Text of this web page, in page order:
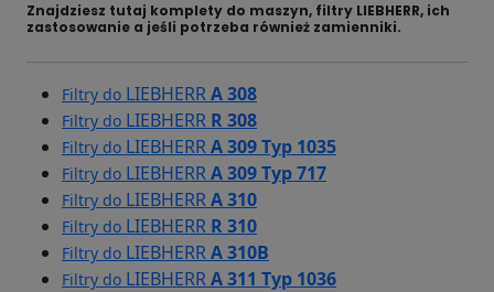
Znajdziesz tutaj komplety do maszyn, filtry LIEBHERR, ich
zastosowanie a jeśli potrzeba również zamienniki.
Filtry do LIEBHERRA 308
Filtry do LIEBHERR R 308
Filtry do LIEBHERRA 309 Typ 1035
Filtry do LIEBHERRA 309 Typ 717
Filtry do LIEBHERRA 310
Filtry do LIEBHERR R 310
Filtry do LIEBHERRA 310B
Filtry do LIEBHERRA 311 Typ 1036